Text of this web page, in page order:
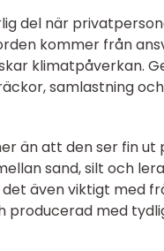
del när
kommer från
klimatpåverkan.
samlastning
än att den ser fin
sand, silt och
även viktigt med
producerad med